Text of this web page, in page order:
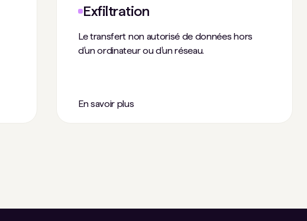
Exfiltration
Le transfert non autorisé de données hors
d'un ordinateur ou d'un réseau.
En savoir plus